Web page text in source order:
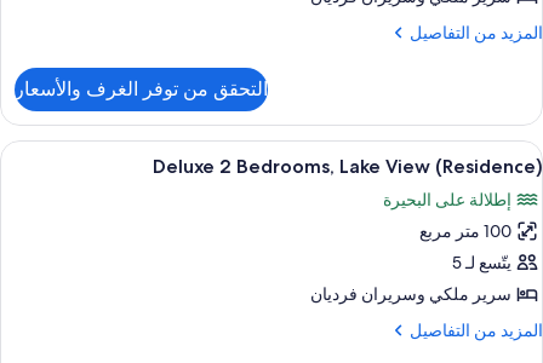
نوم
المزيد من التفاصيل
المزيد
جناح
غرفتا
نوم
التحقق من توفر الغرف والأسعار
استعراض
جميع
صور
Deluxe
2
Bedrooms,
Lake
View
12
Deluxe 2 Bedrooms, Lake View (Residence)
إطلالة على البحيرة
100 متر مربع
يتّسع لـ 5
سرير ملكي‫‬ وسريران فرديان
المزيد من التفاصيل
المزيد